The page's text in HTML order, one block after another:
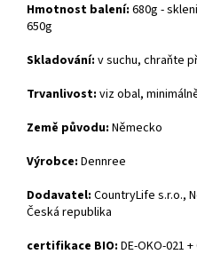
Hmotnost balení: 680g -
650g
Skladování: v suchu, chraňte
Trvanlivost: viz obal,
Země původu: Německo
Výrobce: Dennree
Dodavatel: CountryLife s.r.o.,
Česká republika
certifikace BIO: DE-OKO-021